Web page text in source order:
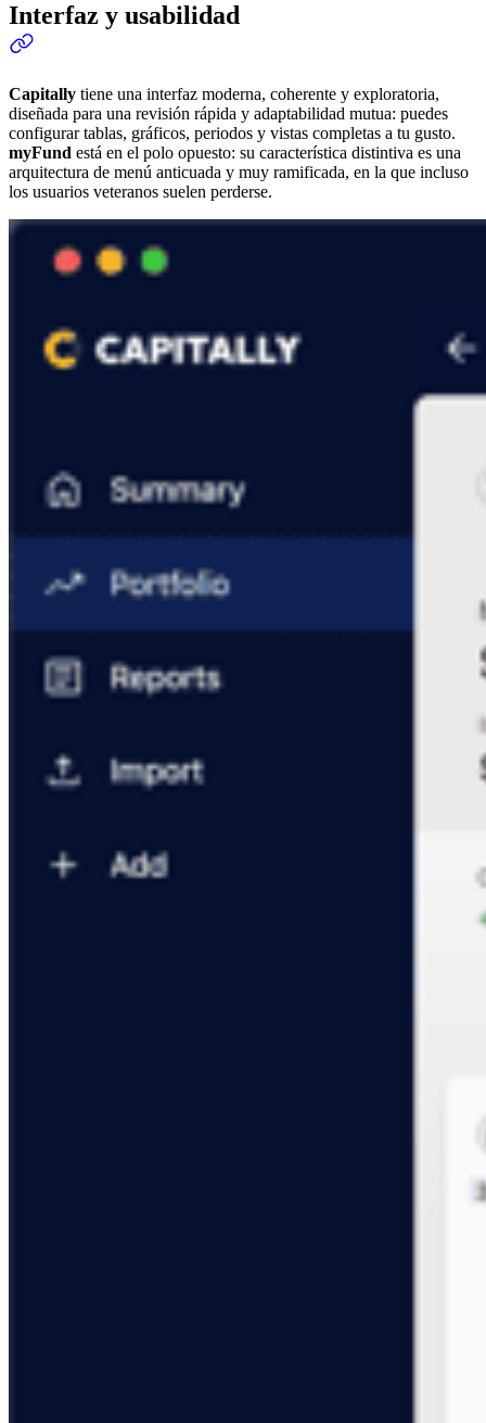
Interfaz y usabilidad
Capitally tiene una interfaz moderna, coherente y exploratoria,
diseñada para una revisión rápida y adaptabilidad mutua: puedes
configurar tablas, gráficos, periodos y vistas completas a tu gusto.
myFund está en el polo opuesto: su característica distintiva es una
arquitectura de menú anticuada y muy ramificada, en la que incluso
los usuarios veteranos suelen perderse.